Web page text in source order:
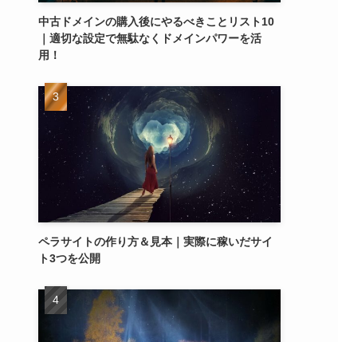
中古ドメインの購入後にやるべきことリスト10
｜適切な設定で無駄なくドメインパワーを活
用！
ペラサイトの作り方＆見本｜実際に稼いだサイ
ト3つを公開